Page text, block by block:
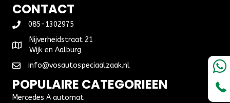
aantal
CONTACT
085-1302975
Nijverheidstraat 21
Wijk en Aalburg
info@vosautospeciaalzaak.nl
POPULAIRE CATEGORIEEN
Mercedes A automat